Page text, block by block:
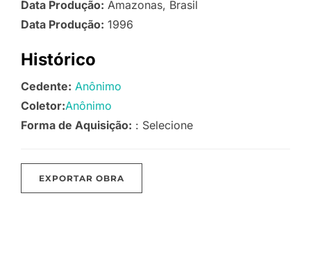
Data Produção: Amazonas, Brasil
Data Produção: 1996
Histórico
Cedente: Anônimo
Coletor:Anônimo
Forma de Aquisição: : Selecione
EXPORTAR OBRA